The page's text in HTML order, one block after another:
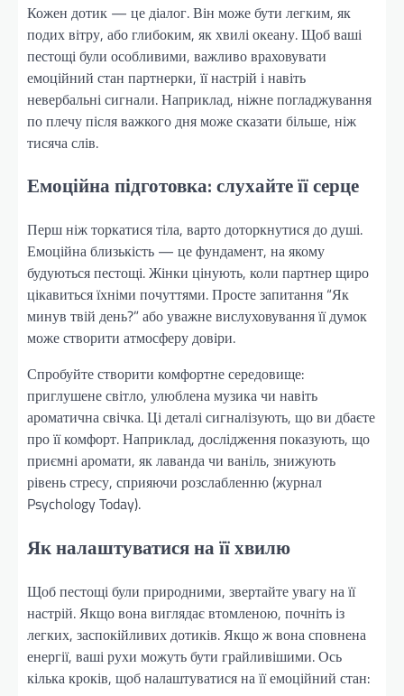
Кожен дотик — це діалог. Він може бути легким, як
подих вітру, або глибоким, як хвилі океану. Щоб ваші
пестощі були особливими, важливо враховувати
емоційний стан партнерки, її настрій і навіть
невербальні сигнали. Наприклад, ніжне погладжування
по плечу після важкого дня може сказати більше, ніж
тисяча слів.
Емоційна підготовка: слухайте її серце
Перш ніж торкатися тіла, варто доторкнутися до душі.
Емоційна близькість — це фундамент, на якому
будуються пестощі. Жінки цінують, коли партнер щиро
цікавиться їхніми почуттями. Просте запитання “Як
минув твій день?” або уважне вислуховування її думок
може створити атмосферу довіри.
Спробуйте створити комфортне середовище:
приглушене світло, улюблена музика чи навіть
ароматична свічка. Ці деталі сигналізують, що ви дбаєте
про її комфорт. Наприклад, дослідження показують, що
приємні аромати, як лаванда чи ваніль, знижують
рівень стресу, сприяючи розслабленню (журнал
Psychology Today).
Як налаштуватися на її хвилю
Щоб пестощі були природними, звертайте увагу на її
настрій. Якщо вона виглядає втомленою, почніть із
легких, заспокійливих дотиків. Якщо ж вона сповнена
енергії, ваші рухи можуть бути грайливішими. Ось
кілька кроків, щоб налаштуватися на її емоційний стан: